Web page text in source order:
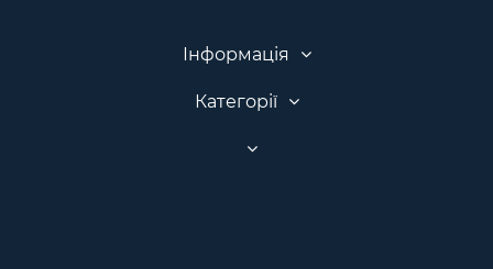
Інформація
Категорії